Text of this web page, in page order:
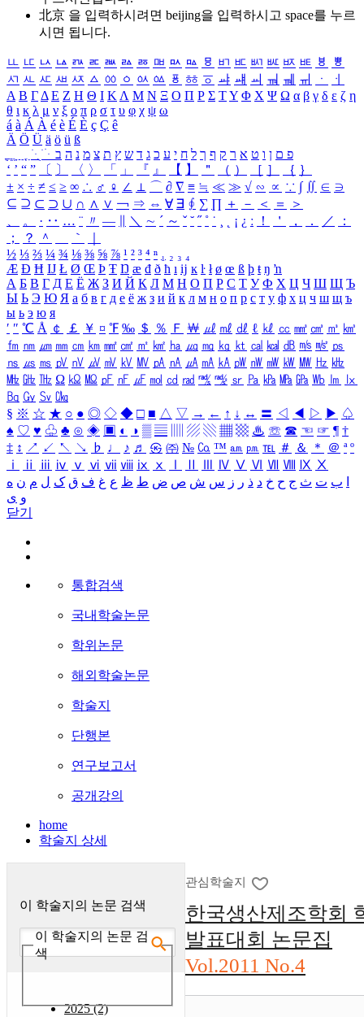
北京 을 입력하시려면 beijing을 입력하시고 space를 누르
시면 됩니다.
ㅥ ㅦ ㅧ ㅨ ㅩ ㅪ ㅫ ㅬ ㅭ ㅮ ㅯ ㅰ ㅱ ㅲ ㅳ ㅴ ㅵ ㅶ ㅷ ㅸ
ㅹ
ㅺ ㅻ ㅼ ㅽ ㅾ ㅿ ㆀ ㆁ ㆂ ㆃ ㆄ ㆅ ㆆ ㆇ ㆈ ㆉ ㆊ ㆋ ㆌ ㆍ
ㆎ
Α Β ΓΔ Ε Ζ Η Θ Ι ΚΛ Μ Ν Ξ Ο Π Ρ Σ ΤΥ Φ Χ Ψ Ω α β γ δ ε ζ η
θ ι κ λ μ ν ξ ο π ρ σ τ υ φ χ ψ ω
á à Á À é è É È ç Ç ê
Ä Ö Ü ä ö ü ß
ִֶֹ ֻּ ׁׂ פ ם ן ו ט א ר ק ף ך ל ח י ע כ ג ד ש ץ ת צ מ נ ה ב
‘ ’ “ ” 〔 〕 〈 〉 「 」 『 』 【 】 ＂ （ ） ［ ］ ｛ ｝
± × ÷ ≠ ≤ ≥ ∞ ∴ ♂ ♀ ∠ ⊥ ⌒ ∂ ∇ ≡ ≒ ≪ ≫ √ ∽ ∝ ∵ ∫ ∬ ∈ ∋
⊆ ⊇ ⊂ ⊃ ∪ ∩ ∧ ∨ ￢ ⇒ ⇔ ∀ ∃ ∮ ∑ ∏ ＋ － ＜ ＝
＞
、
。 · ‥ … ¨ 〃 ― ＼ ∼ ´ ～ ˇ ˘ ˝ ˚ ˙ ¸ ¡ ¿ ː ！ ＇ ， ． ／
：
；
？ ＾ ｀
½ ⅓ ⅔ ¼ ¾ ⅛ ⅜ ⅝ ⅞ ¹ ² ³ ⁴ ⁿ ₁ ₂ ₃ ₄
Æ Ð Ħ Ĳ Ł Ø Œ Þ Ŧ Ŋ æ đ ð ħ ı ĳ ĸ ŀ ł ø œ ß þ ŧ ŋ ŉ
А Б В Г Д Е Ё Ж З И Й К Л М Н О П Р С Т У Ф Х Ц Ч Ш Щ Ъ
Ы Ь Э Ю Я а б в г д е ё ж з и й к л м н о п р с т у ф х ц ч ш щ ъ
ы ь э ю я
′ ″ ℃ Å ￠ ￡ ￥ ¤ ℉ ‰ ＄ ％ Ｆ ￦ ㎕ ㎖ ㎗ ℓ ㎘ ㏄ ㎣ ㎤ ㎥ ㎦
㎙ ㎚ ㎛ ㎜ ㎝ ㎞ ㎟ ㎠ ㎡ ㎢ ㏊ ㎍ ㎎ ㎏ ㏏ ㎈ ㎉ ㏈ ㎧ ㎨ ㎰
㎱ ㎲ ㎳ ㎴ ㎵ ㎶ ㎷ ㎸ ㎹ ㎀ ㎁ ㎂ ㎃ ㎄ ㎺ ㎻ ㎽ ㎾ ㎿ ㎐ ㎑
㎒ ㎓ ㎔ Ω ㏀ ㏁ ㎊ ㎋ ㎌ ㏖ ㏅ ㎭ ㎮ ㎯ ㏛ ㎩ ㎪ ㎫ ㎬ ㏝ ㏐
㏓
㏃ ㏉ ㏜ ㏆
§ ※ ☆ ★ ○ ● ◎ ◇ ◆ □ ■ △ ▽ → ← ↑ ↓ ↔ 〓 ◁ ◀ ▷ ▶ ♤
♠ ♡ ♥ ♧ ♣ ⊙ ◈ ▣ ◐ ◑ ▒ ▤ ▨ ▧ ▦ ▩ ♨ ☏ ☎ ☜ ☞ ¶ †
‡ ↕ ↗ ↙ ↖ ↘ ♭ ♩ ♪ ♬ ㉿ ㈜ № ㏇ ™ ㏂ ㏘ ℡ ＃ ＆ ＊ ＠ ª º
ⅰ
ⅱ ⅲ ⅳ ⅴ ⅵ ⅶ ⅷ ⅸ ⅹ Ⅳ Ⅴ Ⅵ Ⅶ Ⅷ Ⅸ Ⅹ
ب ت ث ج ح خ د ذ ر ز س ش ص ض ط ظ ع غ ف ق ک ل م ن ه
و ی
닫기
통합검색
국내학술논문
학위논문
해외학술논문
학술지
단행본
연구보고서
공개강의
home
학술지 상세
이 학술지의 논문 검색
이 학술지의 논문 검
색
2025 (2)
관심학술지
한국생산제조학회
발표대회 논문집
Vol.2011 No.4